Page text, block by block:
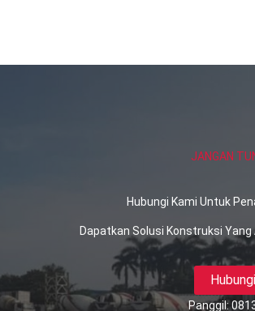
JANGAN
Hubungi Kami Untuk
Dapatkan Solusi Konstruksi Yang
Panggil: